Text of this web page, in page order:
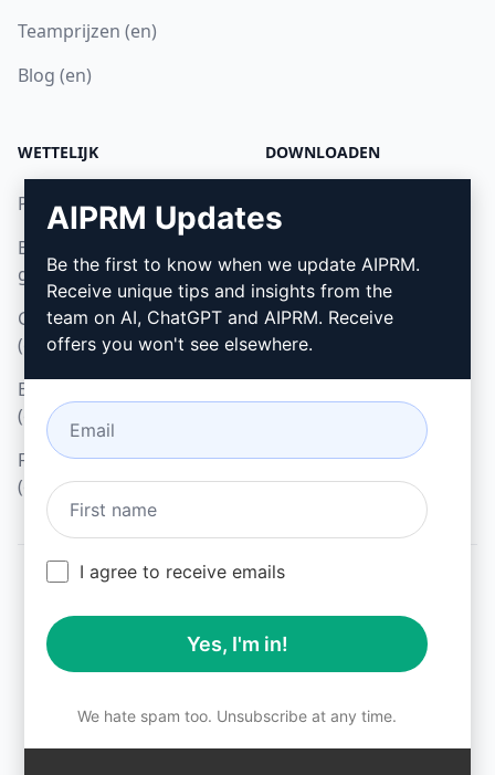
Teamprijzen (en)
Blog (en)
WETTELIJK
Privacybeleid (en)
Beleid voor acceptabel
gebruik (en)
Gebruiksvoorwaarden
(en)
Browseruitbreidingsvoorwaarden
(en)
Factureringsvoorwaarden
(en)
DOWNLOADEN
Microsoft Edge (en)
All logos, trademarks, and registered trademarks are the
property of their respective owners.
AIPRM and other related brand names are registered
laws.
AIPRM Updates
Be the first to know when we update AIPRM.
Receive unique tips and insights from the
team on AI, ChatGPT and AIPRM. Receive
offers you won't see elsewhere.
I agree to receive emails
Yes, I'm in!
We hate spam too. Unsubscribe at any time.